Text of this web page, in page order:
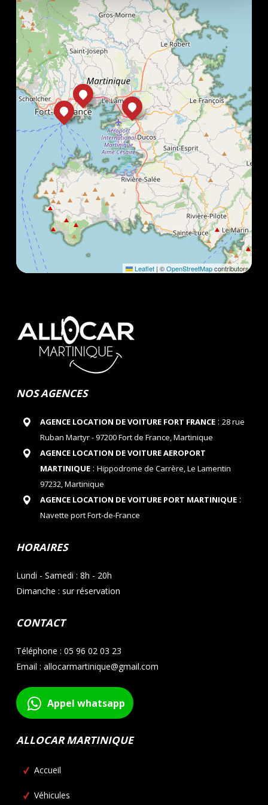
Leaflet | ©OpenStreetMapcontributors
NOS AGENCES
AGENCE LOCATION DE VOITURE FORT FRANCE: 28 rue
Ruban Martyr - 97200 Fort de France, Martinique
AGENCE LOCATION DE VOITURE AEROPORT
MARTINIQUE: Hippodrome de Carrère, Le Lamentin
97232, Martinique
AGENCE LOCATION DE VOITURE PORT MARTINIQUE:
Navette port Fort-de-France
HORAIRES
Lundi - Samedi : 8h - 20h
Dimanche : sur réservation
CONTACT
Téléphone : 05 96 02 03 23
Email : allocarmartinique@gmail.com
Appel whatsapp
ALLOCAR MARTINIQUE
Accueil
Véhicules